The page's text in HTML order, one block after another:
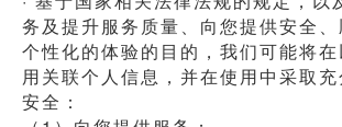
务及提升服务质量、向您提供安全
个性化的体验的目的，我们可能将
用关联个人信息，并在使用中采取
安全：